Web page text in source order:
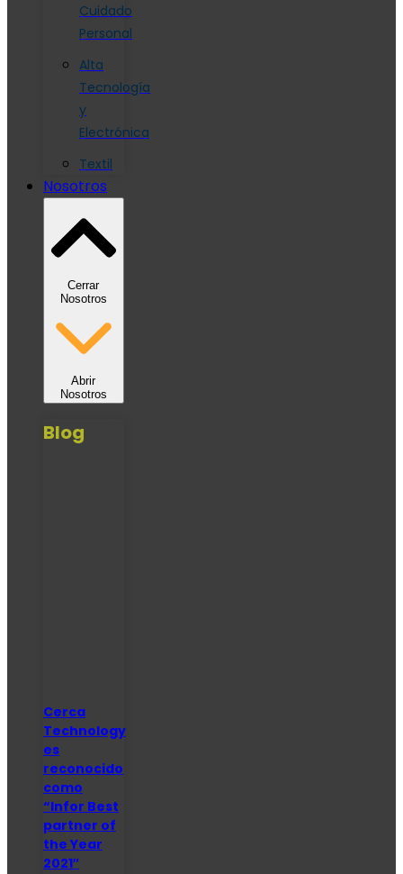
Cuidado
Personal
Alta
Tecnología
y
Electrónica
Textil
Nosotros
Cerrar
Nosotros
Abrir
Nosotros
Blog
Cerca
Technology
es
reconocido
como
“Infor Best
partner of
the Year
2021″